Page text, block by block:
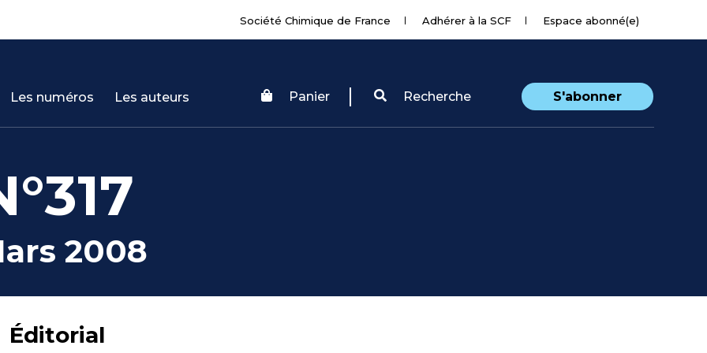
Société Chimique de France Adhérer à la SCF Espace abonné(e)
Les numéros Les auteurs Panier Recherche S'abonner
2008
Éditorial